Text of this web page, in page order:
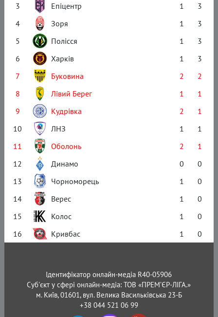
3
Епіцентр 1
3
4
Зоря 1
3
5
Полісся 1
3
6
Харків 1
3
7
Буковина 2
2
8
Лівий Берег 1
1
9
Кудрівка 2
1
10
ЛНЗ 1
1
11
Оболонь 2
1
12
Динамо 0
0
13
Чорноморець 1
0
14
Верес 1
0
15
Колос 1
0
16
Кривбас 1 0
Ідентифікатор онлайн-медіа R40-05906
Суб'єкт у сфері онлайн-медіа: ТОВ «ПРЕМ’ЄР-ЛІГА.»
м. Київ, 01601, вул. Велика Васильківська 23-Б
+38 044 521 06 99